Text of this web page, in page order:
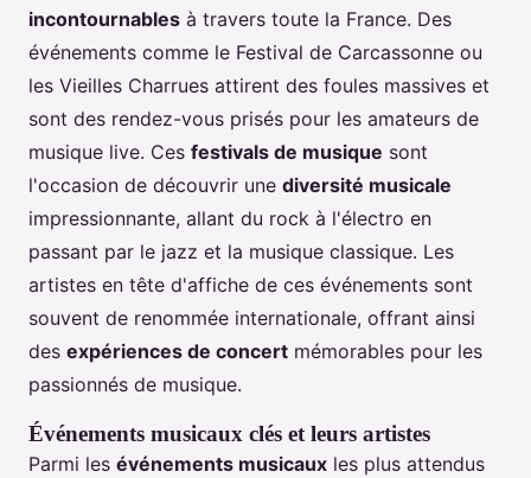
incontournables à travers toute la France. Des
événements comme le Festival de Carcassonne ou
les Vieilles Charrues attirent des foules massives et
sont des rendez-vous prisés pour les amateurs de
musique live. Ces festivals de musique sont
l'occasion de découvrir une diversité musicale
impressionnante, allant du rock à l'électro en
passant par le jazz et la musique classique. Les
artistes en tête d'affiche de ces événements sont
souvent de renommée internationale, offrant ainsi
des expériences de concert mémorables pour les
passionnés de musique.
Événements musicaux clés et leurs artistes
Parmi les événements musicaux les plus attendus